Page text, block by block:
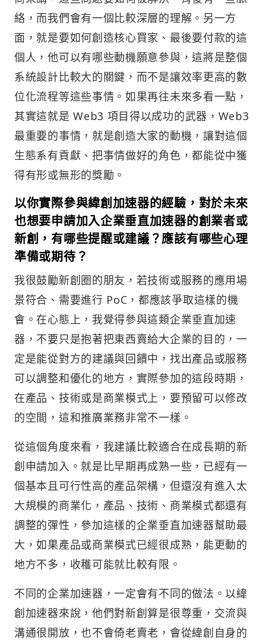
絡，而我們會有一個比較深層的理解。另一方
面，就是要如何創造核心買家、最後要付款的這
個人，他可以有哪些動機願意參與，這將是整個
系統設計比較大的關鍵，而不是讓效率更高的數
位化流程等這些事情。如果再往未來多看一點，
其實這就是 Web3 項目得以成功的武器，Web3
最重要的事情，就是創造大家的動機，讓對這個
生態系有貢獻、把事情做好的角色，都能從中獲
得有形或無形的獎勵。
以你實際參與緯創加速器的經驗，對於未來
也想要申請加入企業垂直加速器的創業者或
新創，有哪些提醒或建議？應該有哪些心理
準備或期待？
我很鼓勵新創圈的朋友，若技術或服務的應用場
景符合、需要進行 PoC，都應該爭取這樣的機
會。在心態上，我覺得參與這類企業垂直加速
器，不要只是抱著把東西賣給大企業的目的，一
定是能從對方的建議與回饋中，找出產品或服務
可以調整和優化的地方，實際參加的這段時期，
在產品、技術或是商業模式上，要預留可以修改
的空間，這和推廣業務非常不一樣。
從這個角度來看，我建議比較適合在成長期的新
創申請加入。就是比早期再成熟一些，已經有一
個基本且可行性高的產品架構，但還沒有進入太
大規模的商業化，產品、技術、商業模式都還有
調整的彈性，參加這樣的企業垂直加速器幫助最
大，如果產品或商業模式已經很成熟，能更動的
地方不多，收穫可能就比較有限。
不同的企業加速器，一定會有不同的做法。以緯
創加速器來說，他們對新創算是很尊重，交流與
溝通很開放，也不會倚老賣老，會從緯創自身的